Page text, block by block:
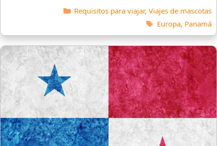
Categorías
Requisitos para viajar, Viajes de mascotas
Etiquetas
Europa, Panamá